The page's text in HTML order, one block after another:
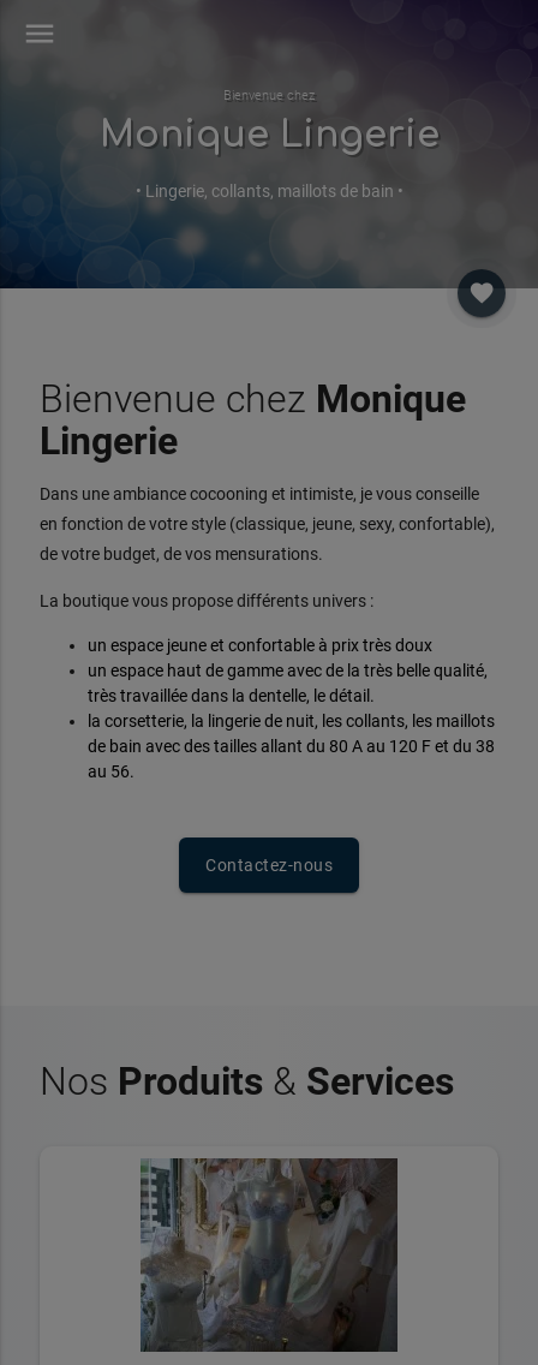
menu
Bienvenue chez
Monique Lingerie
• Lingerie, collants, maillots de bain •
favorite
Bienvenue chez Monique
Lingerie
Dans une ambiance cocooning et intimiste, je vous conseille
en fonction de votre style (classique, jeune, sexy, confortable),
de votre budget, de vos mensurations.
La boutique vous propose différents univers :
un espace jeune et confortable à prix très doux
un espace haut de gamme avec de la très belle qualité,
très travaillée dans la dentelle, le détail.
la corsetterie, la lingerie de nuit, les collants, les maillots
de bain avec des tailles allant du 80 A au 120 F et du 38
au 56.
Contactez-nous
Nos Produits& Services